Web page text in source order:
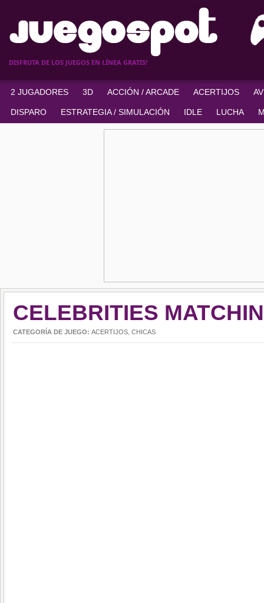
DISFRUTA DE LOS JUEGOS EN LÍNEA GRATIS!
2 JUGADORES 3D ACCIÓN / ARCADE ACERTIJOS
DISPARO ESTRATEGIA / SIMULACIÓN IDLE LUCHA
CELEBRITIES
CATEGORÍA DE JUEGO: ACERTIJOS CHICAS